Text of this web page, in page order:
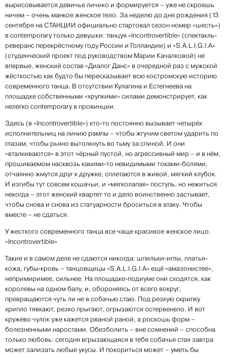
вырисовывается девичье личико и формируется – уже не скроешь
ничем – очень манкое женское тело. За неделю до дня рождения (13
сентября на СТАНЦИИ официально стартовал сезон номер «шесть»)
в contemporary только девушки: танцуя «Incontrovertible» (спектакль-
реверанс перекрёстному году России и Голландии) и «S.A.L.I.G.I.A»
(студенческий проект под руководством Марии Качалковой) не
впервые, женский состав «Диалог Данс» в очередной раз с мужской
жёсткостью как будто бы пересказывает всю костромскую историю
современного танца. В отсутствии Кулагина и Естегнеева на
площадке собственными «хрупкими» силами демонстрирует, как
нелегко contemporary в провинции.
Здесь (в «Incontrovertible») кто-то постоянно вызывает четырёх
исполнительниц на линию рампы – чтобы жгучим светом ударить по
глазам, чтобы рьяно вытолкнуть во тьму за спиной. И они
«вталкиваются» в этот чёрный пустой, но агрессивный мир – и в нём,
прошиваемом насквозь какими-то невидимыми токами-болями,
отчаянно жмутся друг к дружке, сплетаются в живой, мягкий клубок.
И изгибы тут совсем кошачьи, и «мягколапая» поступь, но нежиться
некогда – этот женский квартет то и дело воинственно застывает,
чтобы снова и снова из статуарности броситься в атаку. Чтобы
вместе – не сдаться.
У жесткого современного танца все чаще красивое женское лицо.
«Incontrovertible»
Такие и в самом деле не сдаются никогда: шпильки-иглы, платья-
кожа, губы-кровь – танцовщицы «S.A.L.I.G.I.A» ещё «амазонистее»,
непримиримее, сильнее. На площадке-подиуме они сходятся, как
королевы на одном балу, и, обороняясь от всего вокруг,
превращаются чуть ли не в собачью стаю. Под резкую скрипку
хрипло тявкают, резко прыгают, огрызаются остервенело. И вот
кружево чулок уже кажется рваной раной, а роскошь форм –
болезненными наростами. Обезболить – вне сомнений – способна
только любовь: сегодня вгрызающаяся в тебя собачья стая завтра
может зализать любые укусы. И покориться может – уметь бы